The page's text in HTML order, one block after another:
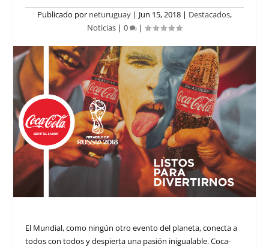
Publicado por neturuguay | Jun 15, 2018 | Destacados,
Noticias | 0 |
El Mundial, como ningún otro evento del planeta, conecta a
todos con todos y despierta una pasión inigualable. Coca-